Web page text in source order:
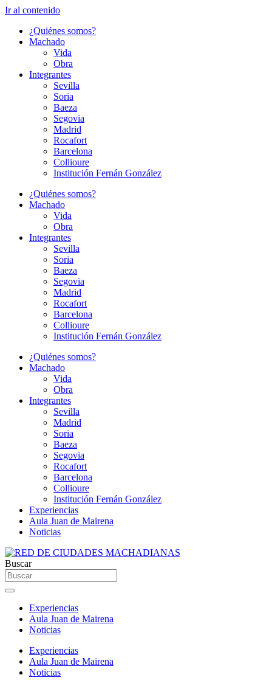
Ir al contenido
¿Quiénes somos?
Machado
Vida
Obra
Integrantes
Sevilla
Soria
Baeza
Segovia
Madrid
Rocafort
Barcelona
Collioure
Institución Fernán González
¿Quiénes somos?
Machado
Vida
Obra
Integrantes
Sevilla
Soria
Baeza
Segovia
Madrid
Rocafort
Barcelona
Collioure
Institución Fernán González
¿Quiénes somos?
Machado
Vida
Obra
Integrantes
Sevilla
Madrid
Soria
Baeza
Segovia
Rocafort
Barcelona
Collioure
Institución Fernán González
Experiencias
Aula Juan de Mairena
Noticias
Buscar
Experiencias
Aula Juan de Mairena
Noticias
Experiencias
Aula Juan de Mairena
Noticias